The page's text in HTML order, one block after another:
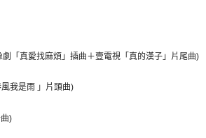
劇「真愛找麻煩」插曲＋壹電視「真的漢子」片尾曲)
我是雨 」片頭曲)
)